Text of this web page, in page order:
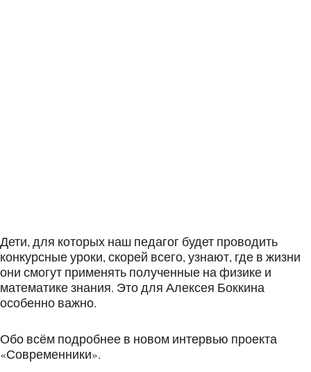
Дети, для которых наш педагог будет проводить
конкурсные уроки, скорей всего, узнают, где в жизни
они смогут применять полученные на физике и
математике знания. Это для Алексея Боккина
особенно важно.
Обо всём подробнее в новом интервью проекта
«Современники».